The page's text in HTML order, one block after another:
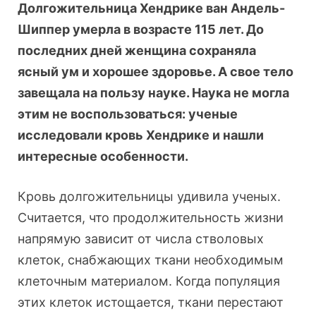
Долгожительница Хендрике ван Андель-
Шиппер умерла в возрасте 115 лет. До
последних дней женщина сохраняла
ясный ум и хорошее здоровье. А свое тело
завещала на пользу науке. Наука не могла
этим не воспользоваться: ученые
исследовали кровь Хендрике и нашли
интересные особенности.
Кровь долгожительницы удивила ученых.
Считается, что продолжительность жизни
напрямую зависит от числа стволовых
клеток, снабжающих ткани необходимым
клеточным материалом. Когда популяция
этих клеток истощается, ткани перестают